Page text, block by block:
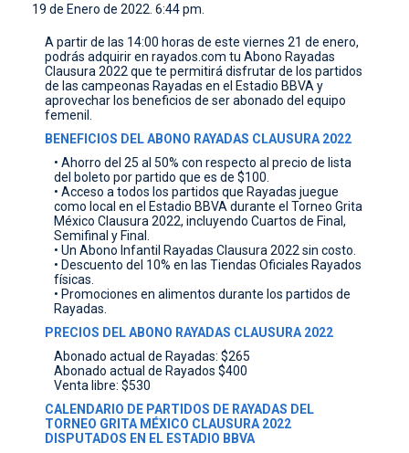
19 de Enero de 2022. 6:44 pm.
A partir de las 14:00 horas de este viernes 21 de enero,
podrás adquirir en rayados.com tu Abono Rayadas
Clausura 2022 que te permitirá disfrutar de los partidos
de las campeonas Rayadas en el Estadio BBVA y
aprovechar los beneficios de ser abonado del equipo
femenil.
BENEFICIOS DEL ABONO RAYADAS CLAUSURA 2022
• Ahorro del 25 al 50% con respecto al precio de lista
del boleto por partido que es de $100.
• Acceso a todos los partidos que Rayadas juegue
como local en el Estadio BBVA durante el Torneo Grita
México Clausura 2022, incluyendo Cuartos de Final,
Semifinal y Final.
• Un Abono Infantil Rayadas Clausura 2022 sin costo.
• Descuento del 10% en las Tiendas Oficiales Rayados
físicas.
• Promociones en alimentos durante los partidos de
Rayadas.
PRECIOS DEL ABONO RAYADAS CLAUSURA 2022
Abonado actual de Rayadas: $265
Abonado actual de Rayados $400
Venta libre: $530
CALENDARIO DE PARTIDOS DE RAYADAS DEL
TORNEO GRITA MÉXICO CLAUSURA 2022
DISPUTADOS EN EL ESTADIO BBVA